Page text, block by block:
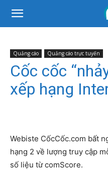
Quảng cáo Quảng cáo trực tuyến
Cốc cốc
xếp hạng
Webiste CốcCốc.com bất
hạng 2 về lượng truy cập
số liệu từ comScore.